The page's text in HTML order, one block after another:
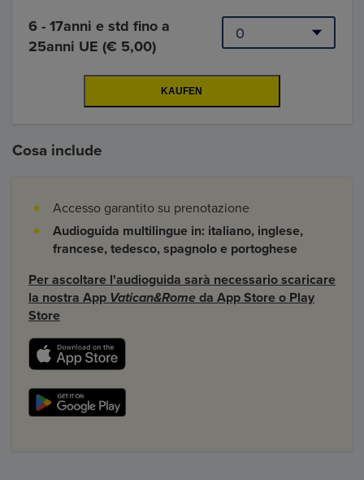
6 - 17anni e std fino a
25anni UE (€ 5,00)
Cosa include
Accesso garantito su prenotazione
Audioguida multilingue in: italiano, inglese,
francese, tedesco, spagnolo e portoghese
Per ascoltare l'audioguida sarà necessario scaricare
la nostra App Vatican&Rome da App Store o Play
Store